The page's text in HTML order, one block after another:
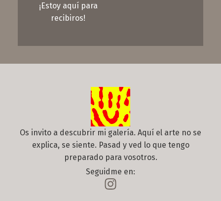
¡Estoy aquí para
recibiros!
Os invito a descubrir mi galería. Aquí el arte no se
explica, se siente. Pasad y ved lo que tengo
preparado para vosotros.
Seguidme en: